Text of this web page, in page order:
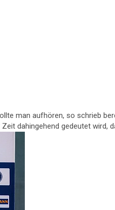
man aufhören, so schrieb
dahingehend gedeutet wird,